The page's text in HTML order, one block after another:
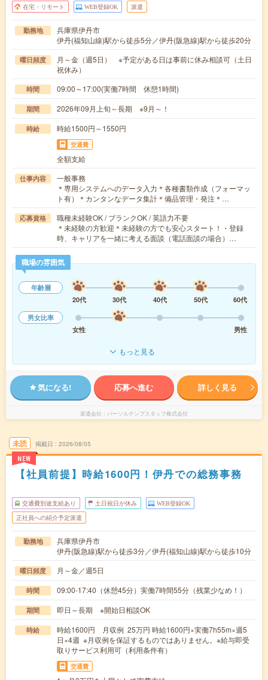
在宅・リモート WEB登録OK 派遣
勤務地
兵庫県伊丹市
伊丹(福知山線)駅から徒歩5分／伊丹(阪急線)駅から徒歩20分
曜日頻度
月～金（週5日） ※予定がある日は事前に休み相談可（土日
祝休み）
時間 09:00～17:00(実働7時間 休憩1時間)
期間 2026年09月上旬～長期 ※9月～！
時給 時給1500円～1550円
交通費
全額支給
仕事内容
一般事務
＊専用システムへのデータ入力＊各種書類作成（フォーマッ
ト有）＊カンタンなデータ集計＊備品管理・発注＊…
応募資格
職種未経験OK / ブランクOK / 英語力不要
＊未経験の方歓迎＊未経験の方でも安心スタート！・登録
時、キャリアを一緒に考える面談（電話面談の場合）…
職場の雰囲気
年齢層
20代
30代 40代 50代
60代
男女比率
女性
男性
もっと見る
気になる! 応募へ進む 詳しく見る
派遣会社 パーソルテンプスタッフ株式会社
未読
NEW
掲載日 2026/08/05
【社員前提】時給1600円！伊丹での総務事務
交通費別途支給あり 土日祝日が休み WEB登録OK
正社員への紹介予定派遣
勤務地
兵庫県伊丹市
伊丹(阪急線)駅から徒歩3分／伊丹(福知山線)駅から徒歩10分
曜日頻度 月～金／週5日
時間 09:00-17:40（休憩45分）実働7時間55分（残業少なめ！）
期間 即日～長期 ※開始日相談OK
時給
時給1600円 月収例 25万円 時給1600円×実働7h55m×週5
日×4週 ※月収例を保証するものではありません。※給与即受
取りサービス利用可（利用条件有）
交通費